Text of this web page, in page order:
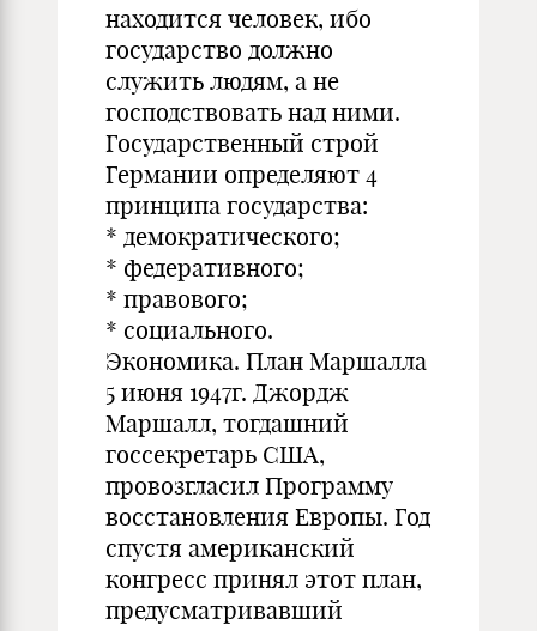
находится человек, ибо
государство должно
служить людям, а не
господствовать над ними.
Государственный строй
Германии определяют 4
принципа государства:
* демократического;
* федеративного;
* правового;
* социального.
Экономика. План Маршалла
5 июня 1947г. Джордж
Маршалл, тогдашний
госсекретарь США,
провозгласил Программу
восстановления Европы. Год
спустя американский
конгресс принял этот план,
предусматривавший